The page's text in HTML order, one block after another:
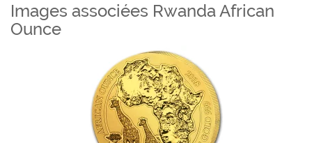
Images associées Rwanda African
Ounce